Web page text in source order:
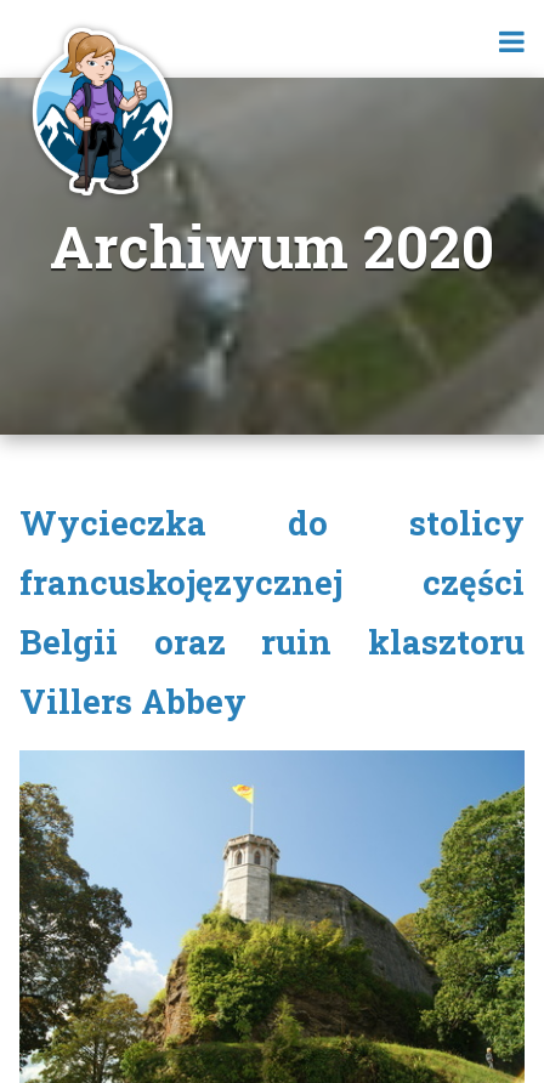
Archiwum 2020
Wycieczka do stolicy
francuskojęzycznej części
Belgii oraz ruin klasztoru
Villers Abbey